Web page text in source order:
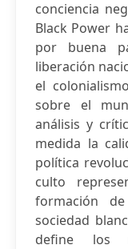
conciencia
Black Power
por buena
liberación
el
sobre el
análisis y
medida la
política
culto
formación
sociedad
define los